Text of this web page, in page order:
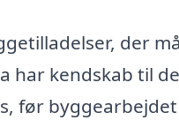
der
har kendskab til de
før byggearbejdet